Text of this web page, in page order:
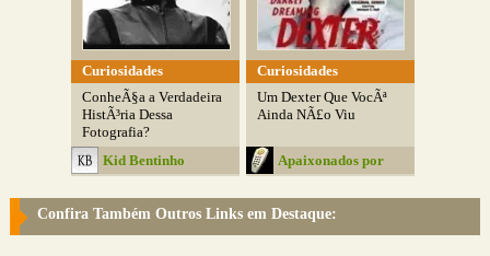
Curiosidades
ConheÃ§a a Verdadeira
HistÃ³ria Dessa
Fotografia?
Kid Bentinho
Curiosidades
Um Dexter Que VocÃª
Ainda NÃ£o Viu
Apaixonados por
Confira Também Outros Links em Destaque: